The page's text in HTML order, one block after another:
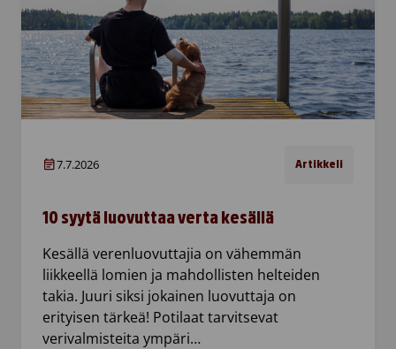
7.7.2026 Artikkeli
10 syytä luovuttaa verta kesällä
Kesällä verenluovuttajia on vähemmän
liikkeellä lomien ja mahdollisten helteiden
takia. Juuri siksi jokainen luovuttaja on
erityisen tärkeä! Potilaat tarvitsevat
verivalmisteita ympäri…